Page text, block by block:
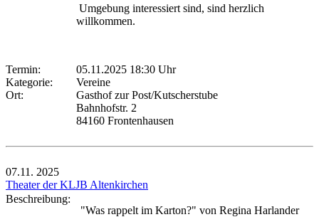
Umgebung interessiert sind, sind herzlich
willkommen.
Termin:
05.11.2025 18:30 Uhr
Kategorie:
Vereine
Ort:
Gasthof zur Post/Kutscherstube
Bahnhofstr. 2
84160 Frontenhausen
07.11. 2025
Theater der KLJB Altenkirchen
Beschreibung:
"Was rappelt im Karton?" von Regina Harlander